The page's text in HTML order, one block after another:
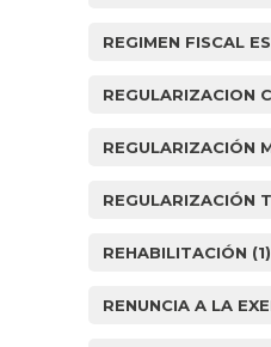
REGIMEN FISCAL
REGULARIZACION
REGULARIZACIÓN
REGULARIZACIÓN
REHABILITACIÓN (1)
RENUNCIA A LA